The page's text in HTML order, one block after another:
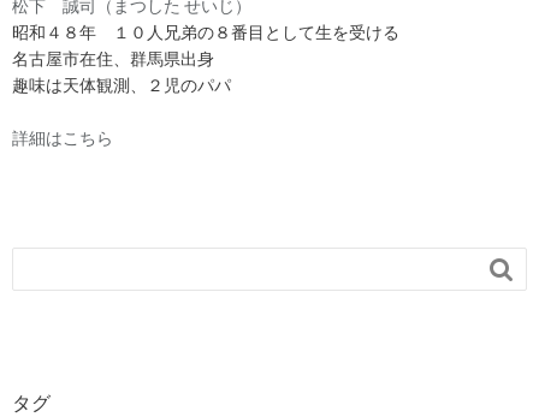
松下 誠司（まつした せいじ）
昭和４８年 １０人兄弟の８番目として生を受ける
名古屋市在住、群馬県出身
趣味は天体観測、２児のパパ
詳細はこちら

タグ